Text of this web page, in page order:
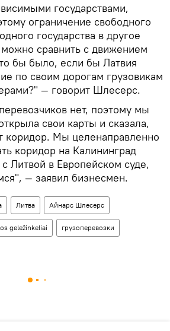
государствами,
ограничение свободного
государства в другое
сравнить с движением
бы было, если бы Латвия
по своим дорогам грузовикам
— говорит Шлесерс.
нет, поэтому мы
свои карты и сказала,
коридор. Мы целенаправленно
коридор на Калининград
Литвой в Европейском суде,
— заявил бизнесмен.
Литва Айнарс Шлесерс
geležinkeliai грузоперевозки